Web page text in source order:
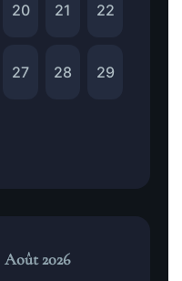
20 21 22
27 28 29
Août 2026